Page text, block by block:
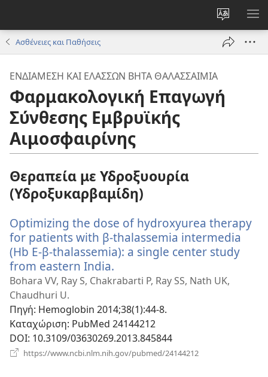
Αλλαγή
γλώσσας
Ασθένειες και Παθήσεις
ΕΝΔΙΆΜΕΣΗ ΚΑΙ ΕΛΆΣΣΩΝ ΒΉΤΑ ΘΑΛΑΣΣΑΙΜΊΑ
Φαρμακολογική Επαγωγή
Σύνθεσης Εμβρυϊκής
Αιμοσφαιρίνης
Θεραπεία με Υδροξυουρία
(Υδροξυκαρβαμίδη)
Optimizing the dose of hydroxyurea therapy
for patients with β-thalassemia intermedia
(Hb E-β-thalassemia): a single center study
from eastern India.
νέο
Bohara VV, Ray S, Chakrabarti P, Ray SS, Nath UK,
Chaudhuri U.
Πηγή‎: Hemoglobin 2014;38(1):44-8.
Καταχώριση‎: PubMed 24144212
DOI‎: 10.3109/03630269.2013.845844
https://www.ncbi.nlm.nih.gov/pubmed/24144212